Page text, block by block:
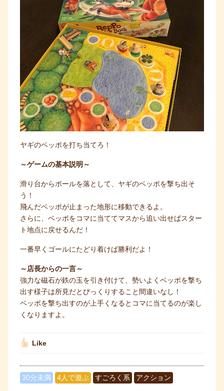
ヤギのベッポを打ち当てろ！
～ゲームの基本説明～
滑り台からボールを落として、ヤギのベッポを撃ち出そ
う！
飛んだベッポが止まった地形に移動できるよ。
さらに、ベッポをコマに当ててマスから追い出せばスター
ト地点に戻せるんだ！
一番早くゴールにたどり着けば勝利だよ！
～店長からの一言～
強力な磁石が鉄の玉を引き付けて、勢いよくベッポを撃ち
出す様子は所見だとびっくりすること間違いなし！
ベッポを撃ち出すのが上手くなるとコマに当てるのが楽し
くなりますよ。
Like
30分未満 4人で遊ぶ すごろく系 アクション